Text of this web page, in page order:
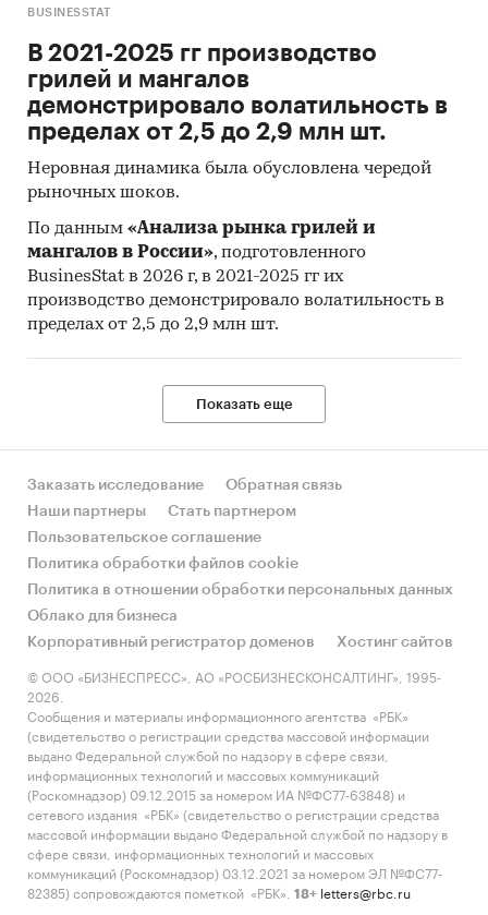
BUSINESSTAT
В 2021-2025 гг производство
грилей и мангалов
демонстрировало волатильность в
пределах от 2,5 до 2,9 млн шт.
Неровная динамика была обусловлена чередой
рыночных шоков.
По данным «Анализа рынка грилей и
мангалов в России», подготовленного
BusinesStat в 2026 г, в 2021-2025 гг их
производство демонстрировало волатильность в
пределах от 2,5 до 2,9 млн шт.
Показать еще
Заказать исследование
Обратная связь
Наши партнеры
Стать партнером
Пользовательское соглашение
Политика обработки файлов cookie
Политика в отношении обработки персональных данных
Облако для бизнеса
Корпоративный регистратор доменов
Хостинг сайтов
© ООО «БИЗНЕСПРЕСС», АО «РОСБИЗНЕСКОНСАЛТИНГ», 1995-
2026.
Сообщения и материалы информационного агентства «РБК»
(свидетельство о регистрации средства массовой информации
выдано Федеральной службой по надзору в сфере связи,
информационных технологий и массовых коммуникаций
(Роскомнадзор) 09.12.2015 за номером ИА №ФС77-63848) и
сетевого издания «РБК» (свидетельство о регистрации средства
массовой информации выдано Федеральной службой по надзору в
сфере связи, информационных технологий и массовых
коммуникаций (Роскомнадзор) 03.12.2021 за номером ЭЛ №ФС77-
82385) сопровождаются пометкой «РБК».
18+ letters@rbc.ru